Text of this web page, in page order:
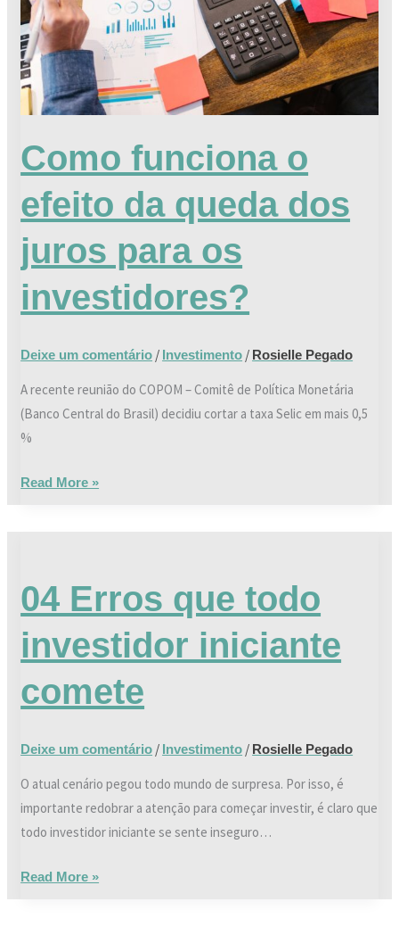
Como funciona o
efeito da queda dos
juros para os
investidores?
Deixe um comentário / Investimento / Rosielle Pegado
A recente reunião do COPOM – Comitê de Política Monetária
(Banco Central do Brasil) decidiu cortar a taxa Selic em mais 0,5
%
queda
dos
juros
para
os
Read More »
04 Erros que todo
investidor iniciante
comete
Deixe um comentário / Investimento / Rosielle Pegado
O atual cenário pegou todo mundo de surpresa. Por isso, é
importante redobrar a atenção para começar investir, é claro que
todo investidor iniciante se sente inseguro…
que
todo
investidor
iniciante
comete
Read More »